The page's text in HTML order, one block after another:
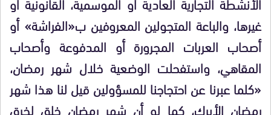
غيرها، والباعة المتجولين المعروفين ب«الفراشة» أو
أصحاب العربات المجرورة أو المدفوعة وأصحاب
المقاهي، واستفحلت الوضعية خلال شهر رمضان،
«كلما عبرنا عن احتجاجنا للمسؤولين قيل لنا هذا شهر
رمضان الأبرك، كما لو أن شهر رمضان خلق لخرق